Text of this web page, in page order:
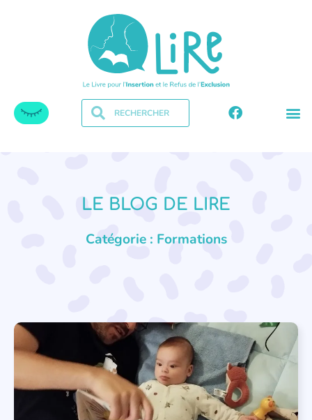
LE BLOG DE LIRE
Catégorie : Formations
ATELIER FORMATIONS